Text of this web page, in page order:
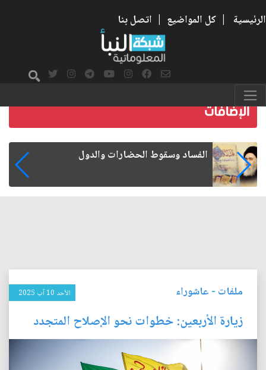
الرئيسية | كل المواضيع | اتصل بنا
رواتب الموظفين على صفيح ساخن
ملفات - عاشوراء الأحد 10 آب 2025
زيارة الأربعين: خطوات نحو الإصلاح المتجدد